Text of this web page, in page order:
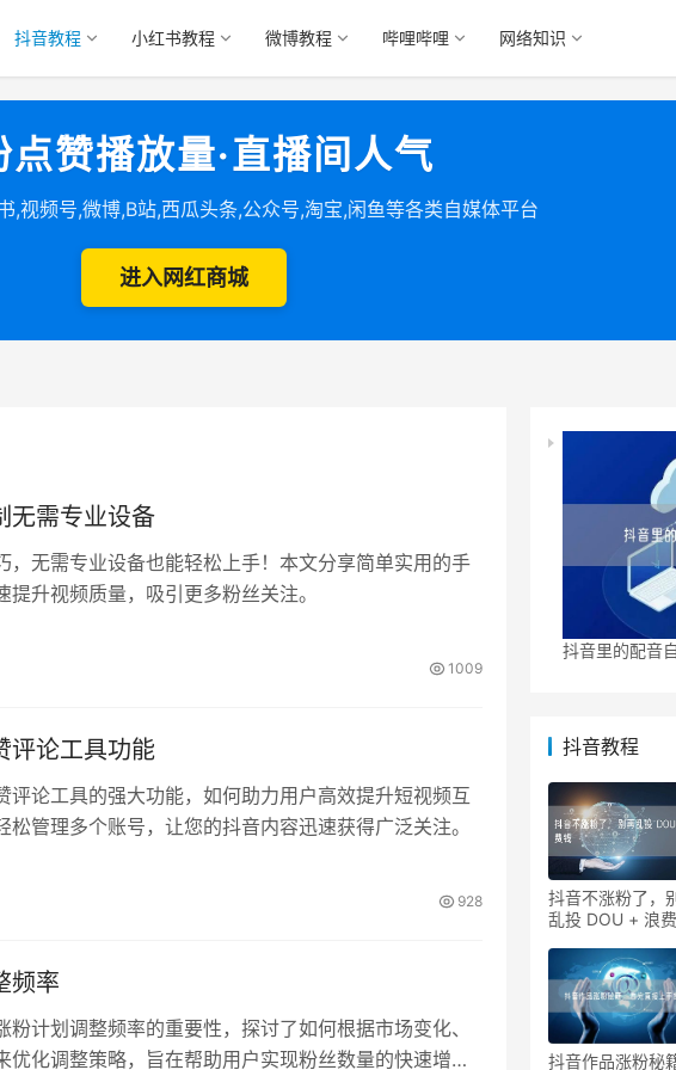
抖音教程 小红书教程 微博教程 哔哩哔哩 网络知识
点赞播放量·直播间人气
,视频号,微博,B站,西瓜头条,公众号,淘宝,闲鱼等各类自媒体平台
进入网红商城
无需专业设备
，无需专业设备也能轻松上手！本文分享简单实用的手
升视频质量，吸引更多粉丝关注。
1009
评论工具功能
评论工具的强大功能，如何助力用户高效提升短视频互
松管理多个账号，让您的抖音内容迅速获得广泛关注。
928
频率
粉计划调整频率的重要性，探讨了如何根据市场变化、
优化调整策略，旨在帮助用户实现粉丝数量的快速增长
抖音里的配音
抖音教程
抖音不涨粉了，
乱投 DOU + 浪费
抖音作品涨粉秘